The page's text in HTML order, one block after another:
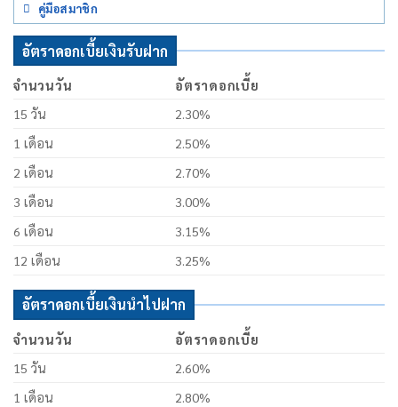
คู่มือสมาชิก
อัตราดอกเบี้ยเงินรับฝาก
จำนวนวัน
อัตราดอกเบี้ย
15 วัน
2.30%
1 เดือน
2.50%
2 เดือน
2.70%
3 เดือน
3.00%
6 เดือน
3.15%
12 เดือน
3.25%
อัตราดอกเบี้ยเงินนำไปฝาก
จำนวนวัน
อัตราดอกเบี้ย
15 วัน
2.60%
1 เดือน
2.80%